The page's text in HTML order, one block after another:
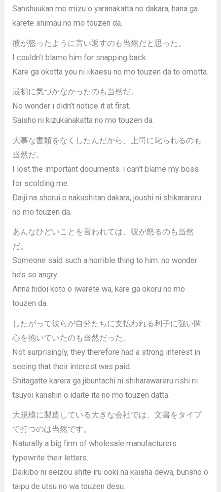
Sanshuukan mo mizu o yaranakatta no dakara, hana ga
karete shimau no mo touzen da.
彼が怒ったように言い返すのも当然だと思った。
I couldn’t blame him for snapping back.
Kare ga okotta you ni iikaesu no mo touzen da to omotta.
最初に気づかなかったのも当然だ。
No wonder i didn’t notice it at first.
Saisho ni kizukanakatta no mo touzen da.
大事な書類をなくしたんだから、上司に叱られるのも
当然だ。
I lost the important documents. i can’t blame my boss
for scolding me.
Daiji na shorui o nakushitan dakara, joushi ni shikarareru
no mo touzen da.
あんなひどいことを言われては、彼が怒るのも当然
だ。
Someone said such a horrible thing to him. no wonder
he’s so angry.
Anna hidoi koto o iwarete wa, kare ga okoru no mo
touzen da.
したがって彼らが自分たちに支払われる利子に強い関
心を抱いていたのも当然だった。
Not surprisingly, they therefore had a strong interest in
seeing that their interest was paid.
Shitagatte karera ga jibuntachi ni shiharawareru rishi ni
tsuyoi kanshin o idaite ita no mo touzen datta.
大規模に製造している大きな会社では、文書をタイプ
で打つのは当然です。
Naturally a big firm of wholesale manufacturers
typewrite their letters.
Daikibo ni seizou shite iru ooki na kaisha dewa, bunsho o
taipu de utsu no wa touzen desu.